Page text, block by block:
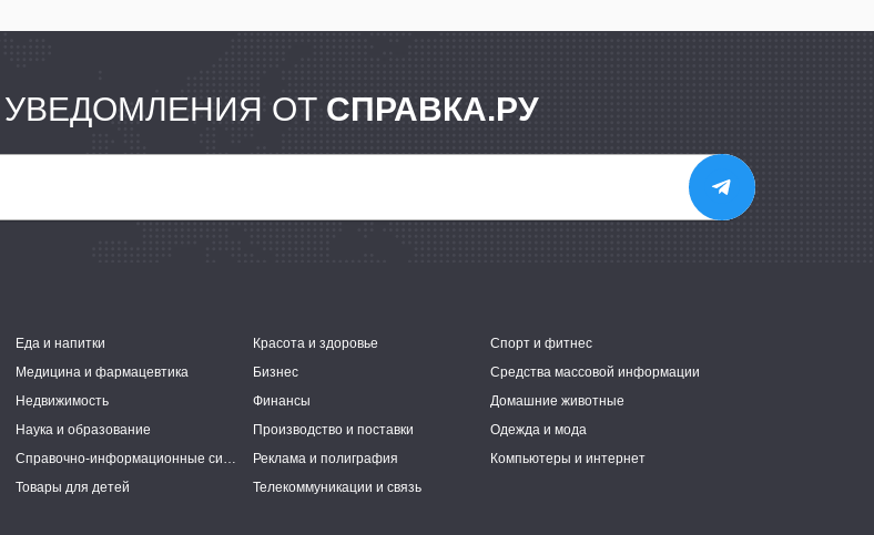
ОТ СПРАВКА.РУ
Еда и напитки Красота и здоровье
Спорт и фитнес
Медицина и фармацевтика Бизнес
Средства массовой информации
Недвижимость Финансы
Домашние животные
Наука и образование Производство и поставки
Одежда и мода
Справочно-информационные системы Реклама и полиграфия
Компьютеры и интернет
Товары для детей Телекоммуникации и связь